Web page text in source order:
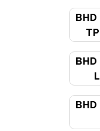
19002099
gồm cả Lễ, Tết)
MẠNG XÃ HỘI